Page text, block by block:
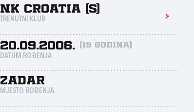
NK Croatia (S)
TRENUTNI KLUB
20.09.2006. (19 godina)
DATUM ROĐENJA
Zadar
MJESTO ROĐENJA